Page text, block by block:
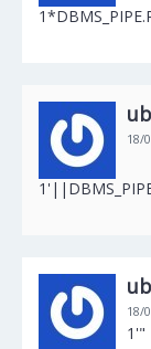
18/
18/
1'"